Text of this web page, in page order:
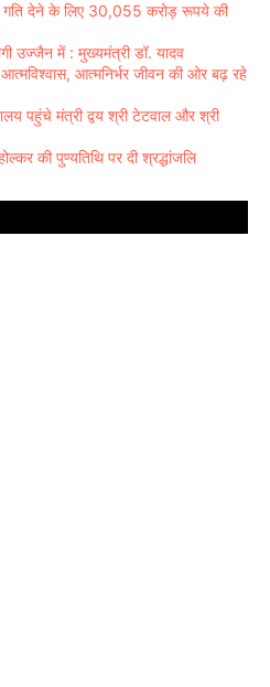
देने के लिए 30,055 करोड़ रूपये की
उज्जैन में : मुख्यमंत्री डॉ. यादव
आत्मनिर्भर जीवन की ओर बढ़ रहे
पहुंचे मंत्री द्वय श्री टेटवाल और श्री
की पुण्यतिथि पर दी श्रद्धांजलि